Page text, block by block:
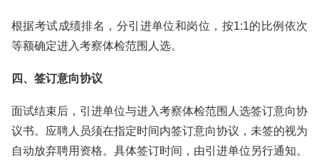
根据考试成绩排名，分引进单位和岗位，按1:1的比例依次
等额确定进入考察体检范围人选。
四、签订意向协议
面试结束后，引进单位与进入考察体检范围人选签订意向协
议书。应聘人员须在指定时间内签订意向协议，未签的视为
自动放弃聘用资格。具体签订时间，由引进单位另行通知。